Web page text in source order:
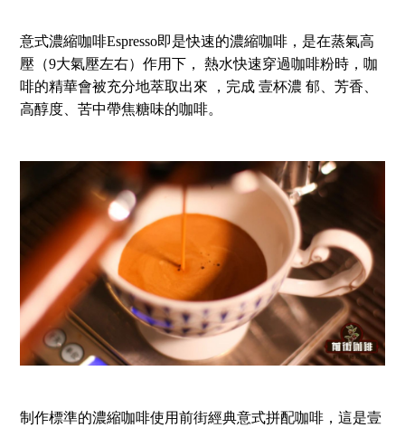
意式濃縮咖啡Espresso即是快速的濃縮咖啡，是在蒸氣高
壓（9大氣壓左右）作用下， 熱水快速穿過咖啡粉時，咖
啡的精華會被充分地萃取出來 ，完成 壹杯濃 郁、芳香、
高醇度、苦中帶焦糖味的咖啡。
制作標準的濃縮咖啡使用前街經典意式拼配咖啡，這是壹